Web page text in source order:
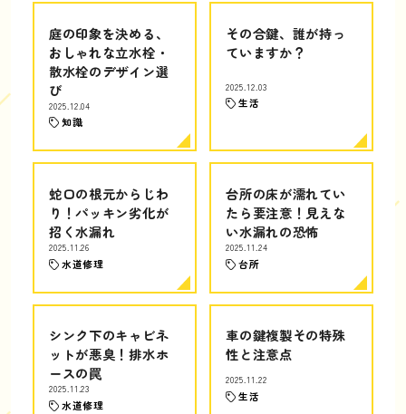
庭の印象を決める、
おしゃれな立水栓・
散水栓のデザイン選
び
2025.12.04
知識
その合鍵、誰が持っ
ていますか？
2025.12.03
生活
蛇口の根元からじわ
り！パッキン劣化が
招く水漏れ
2025.11.26
水道修理
台所の床が濡れてい
たら要注意！見えな
い水漏れの恐怖
2025.11.24
台所
シンク下のキャビネ
ットが悪臭！排水ホ
ースの罠
2025.11.23
水道修理
車の鍵複製その特殊
性と注意点
2025.11.22
生活